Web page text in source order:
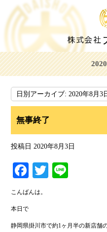
日別アーカイブ:2020年8月3
無事終了
投稿日 2020年8月3日
Fa
ce
ok
T
r
こんばんは。
本日で
静岡県掛川市で約1ヶ月半の新店舗